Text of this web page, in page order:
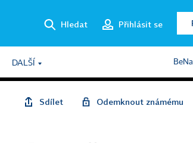
Hledat Přihlásit se
DALŠÍ
Sdílet Odemknout známému